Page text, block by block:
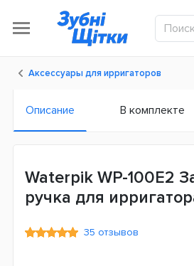
Аксессуары для ирригаторов
Описание В комплекте
Waterpik WP-100E2
ручка для
35 отзывов